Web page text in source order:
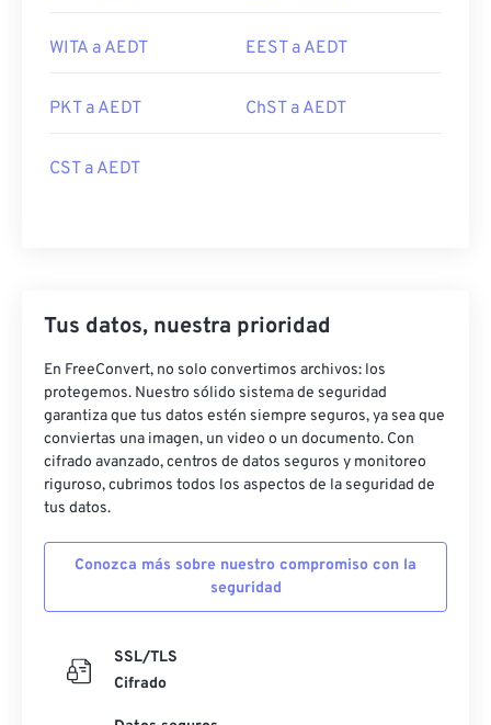
WITA a AEDT EEST a AEDT
PKT a AEDT ChST a AEDT
CST a AEDT
Tus datos, nuestra prioridad
En FreeConvert, no solo convertimos archivos: los
protegemos. Nuestro sólido sistema de seguridad
garantiza que tus datos estén siempre seguros, ya sea que
conviertas una imagen, un video o un documento. Con
cifrado avanzado, centros de datos seguros y monitoreo
riguroso, cubrimos todos los aspectos de la seguridad de
tus datos.
Conozca más sobre nuestro compromiso con la
seguridad
SSL/TLS
Cifrado